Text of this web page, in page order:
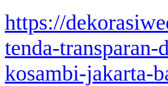
https://
tenda-transparan-
kosambi-jakarta-